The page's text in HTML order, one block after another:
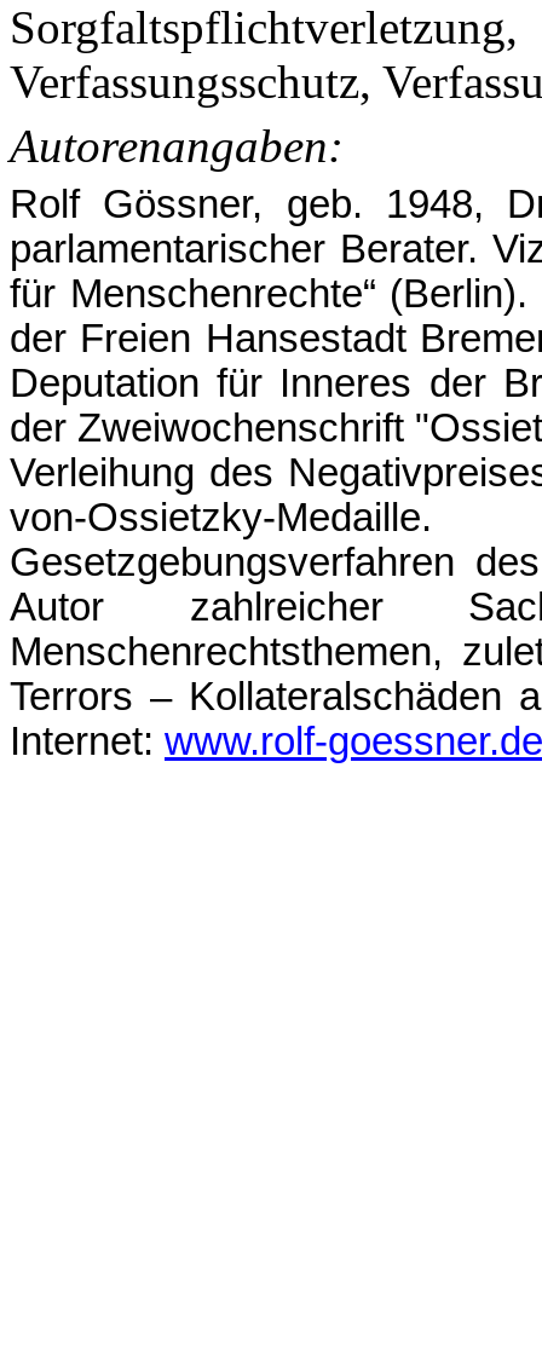
Verfassungsschutz,
Autorenangaben:
Rolf Gössner, geb. 1948,
parlamentarischer Berater.
für Menschenrechte“
der Freien Hansestadt
Deputation für Inneres der
der Zweiwochenschrift
Verleihung des
von-Ossietzky-
Gesetzgebungsverfahren
Autor zahlreicher
Menschenrechtsthemen,
Terrors – Kollateralschäden
Internet: www.rolf-goessner.de